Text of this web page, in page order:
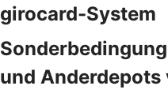
girocard-System
und Anderdepots